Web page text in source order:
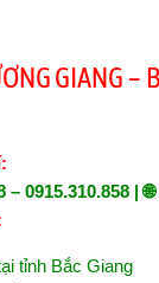
GIANG –
0915.310.858 | 🌐
tỉnh Bắc Giang